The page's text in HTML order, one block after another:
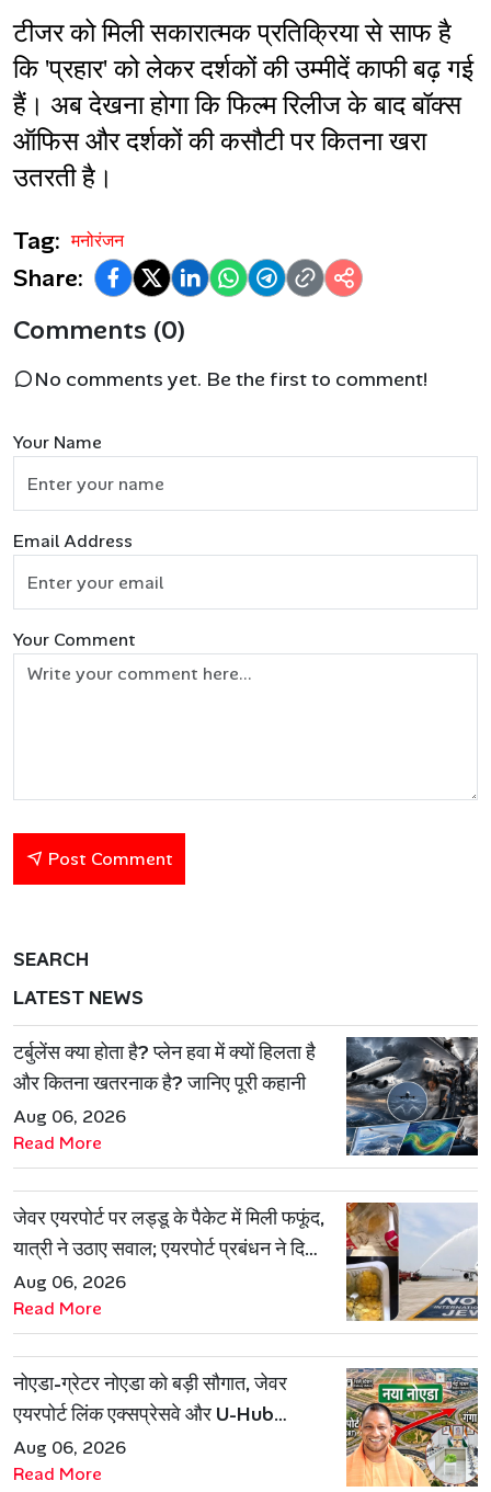
टीजर को मिली सकारात्मक प्रतिक्रिया से साफ है
कि 'प्रहार' को लेकर दर्शकों की उम्मीदें काफी बढ़ गई
हैं। अब देखना होगा कि फिल्म रिलीज के बाद बॉक्स
ऑफिस और दर्शकों की कसौटी पर कितना खरा
उतरती है।
Tag: मनोरंजन
Share:
Comments (0)
No comments yet. Be the first to comment!
Your Name
Email Address
Your Comment
Post Comment
SEARCH
LATEST NEWS
टर्बुलेंस क्या होता है? प्लेन हवा में क्यों हिलता है
और कितना खतरनाक है? जानिए पूरी कहानी
Aug 06, 2026
Read More
जेवर एयरपोर्ट पर लड्डू के पैकेट में मिली फफूंद,
यात्री ने उठाए सवाल; एयरपोर्ट प्रबंधन ने दिया
जवाब
Aug 06, 2026
Read More
नोएडा-ग्रेटर नोएडा को बड़ी सौगात, जेवर
एयरपोर्ट लिंक एक्सप्रेसवे और U-Hub
प्रोजेक्ट को मिली मंजूरी
Aug 06, 2026
Read More